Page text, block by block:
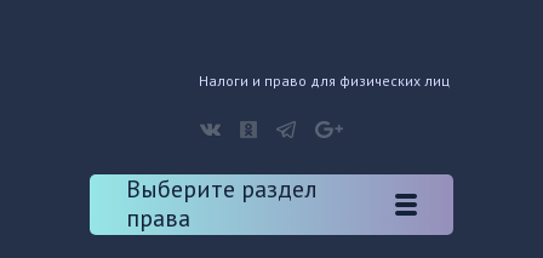
Налоги и право для физических лиц
Выберите раздел
права